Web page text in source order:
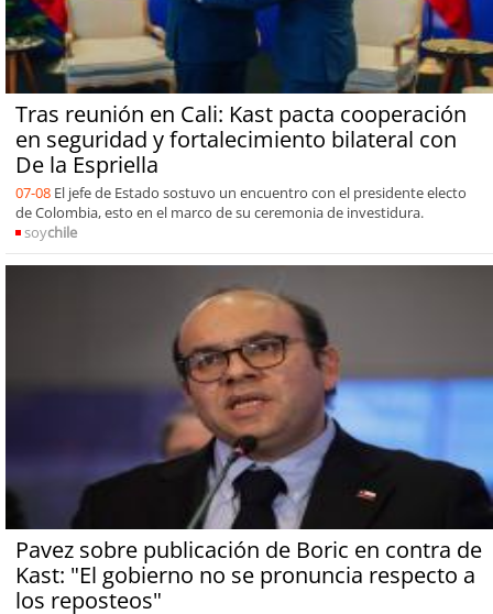
Tras reunión en Cali: Kast pacta cooperación
en seguridad y fortalecimiento bilateral con
De la Espriella
07-08 El jefe de Estado sostuvo un encuentro con el presidente electo
de Colombia, esto en el marco de su ceremonia de investidura.
soychile
Pavez sobre publicación de Boric en contra de
Kast: "El gobierno no se pronuncia respecto a
los reposteos"